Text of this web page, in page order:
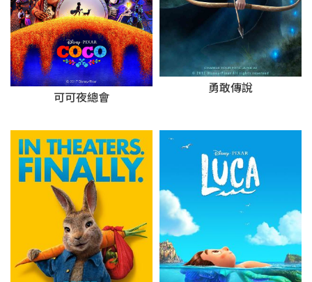
可可夜總會
勇敢傳說